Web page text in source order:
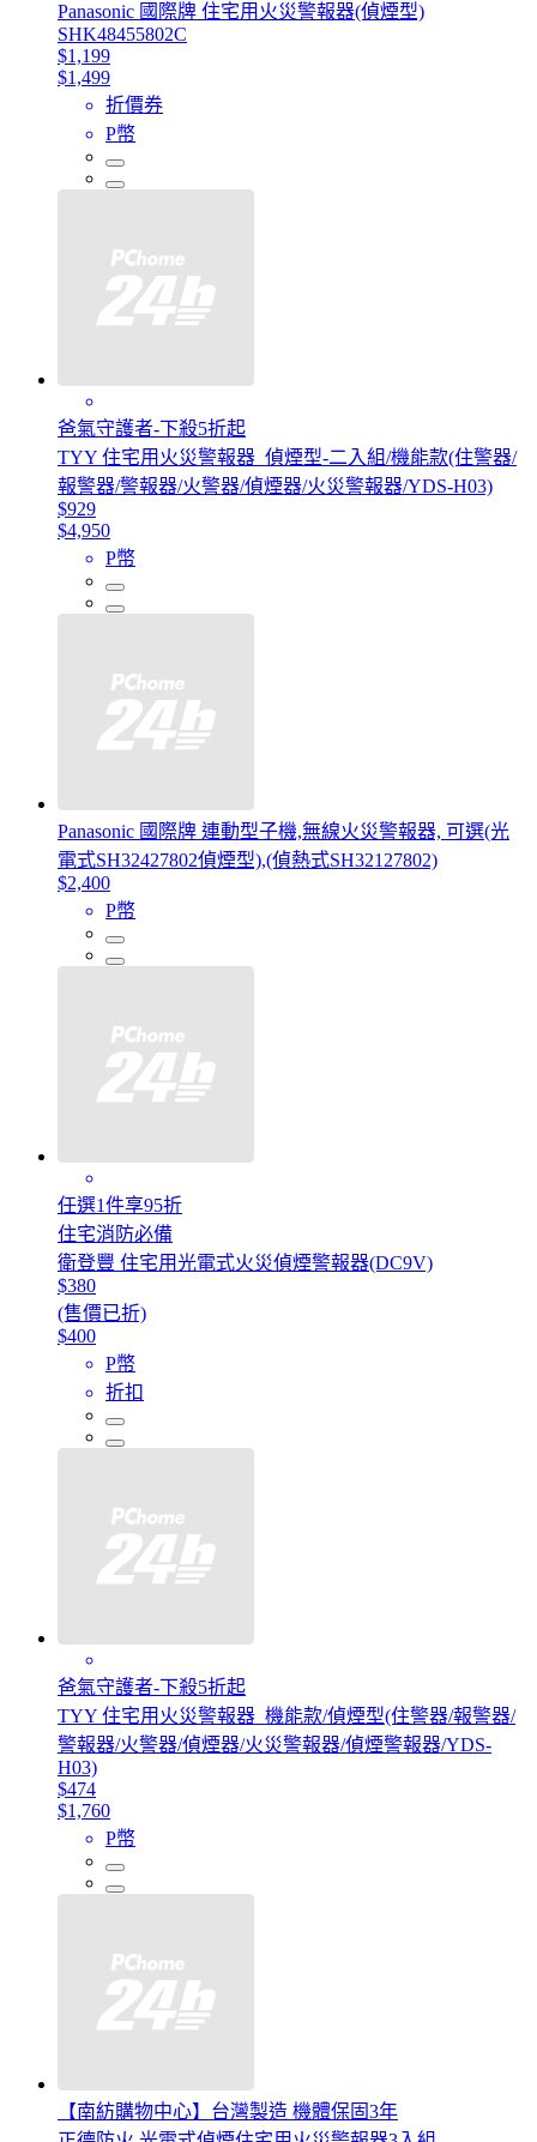
Panasonic 國際牌 住宅用火災警報器(偵煙型)
SHK48455802C
$1,199
$1,499
折價券
P幣
爸氣守護者-下殺5折起
TYY 住宅用火災警報器_偵煙型-二入組/機能款(住警器/
報警器/警報器/火警器/偵煙器/火災警報器/YDS-H03)
$929
$4,950
P幣
Panasonic 國際牌 連動型子機,無線火災警報器, 可選(光
電式SH32427802偵煙型),(偵熱式SH32127802)
$2,400
P幣
任選1件享95折
住宅消防必備
衛登豐 住宅用光電式火災偵煙警報器(DC9V)
$380
(售價已折)
$400
P幣
折扣
爸氣守護者-下殺5折起
TYY 住宅用火災警報器_機能款/偵煙型(住警器/報警器/
警報器/火警器/偵煙器/火災警報器/偵煙警報器/YDS-
H03)
$474
$1,760
P幣
【南紡購物中心】台灣製造 機體保固3年